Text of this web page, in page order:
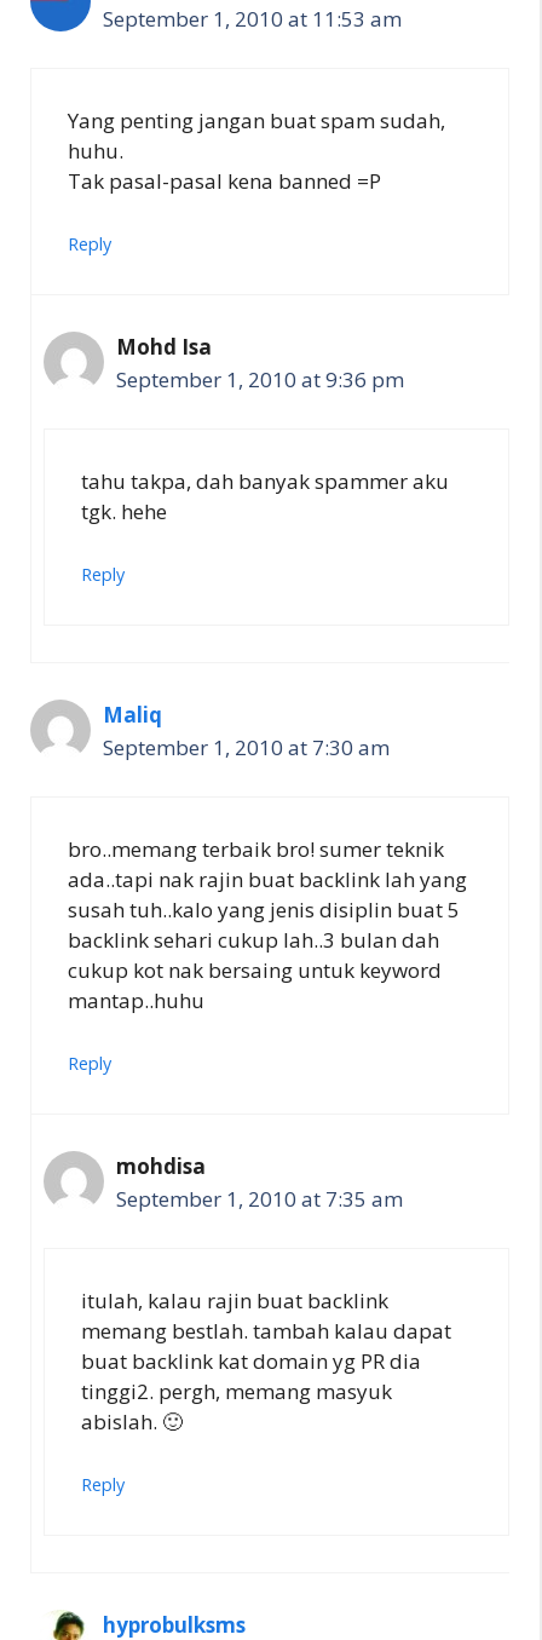
September 1, 2010 at 11:53 am
Yang penting jangan buat spam sudah,
huhu.
Tak pasal-pasal kena banned =P
Reply
Mohd Isa
September 1, 2010 at 9:36 pm
tahu takpa, dah banyak spammer aku
tgk. hehe
Reply
Maliq
September 1, 2010 at 7:30 am
bro..memang terbaik bro! sumer teknik
ada..tapi nak rajin buat backlink lah yang
susah tuh..kalo yang jenis disiplin buat 5
backlink sehari cukup lah..3 bulan dah
cukup kot nak bersaing untuk keyword
mantap..huhu
Reply
mohdisa
September 1, 2010 at 7:35 am
itulah, kalau rajin buat backlink
memang bestlah. tambah kalau dapat
buat backlink kat domain yg PR dia
tinggi2. pergh, memang masyuk
abislah. 🙂
Reply
hyprobulksms